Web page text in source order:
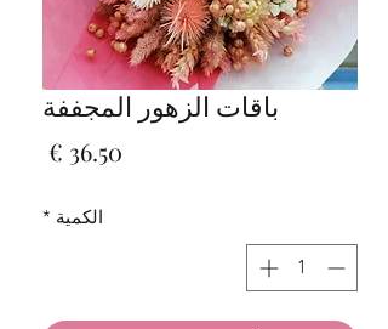
باقات الزهور المجففة
الكمية *